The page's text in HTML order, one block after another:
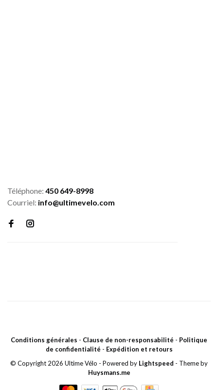
Téléphone: 450 649-8998
Courriel: info@ultimevelo.com
Conditions générales - Clause de non-responsabilité - Politique
de confidentialité - Expédition et retours
© Copyright 2026 Ultime Vélo - Powered by Lightspeed - Theme by
Huysmans.me